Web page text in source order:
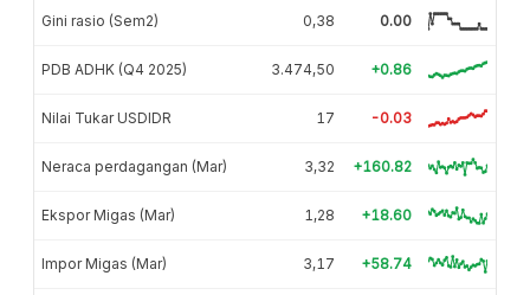
Gini rasio (Sem2) 0,38 0.00
PDB ADHK (Q4 2025) 3.474,50 +0.86
Nilai Tukar USDIDR 17 -0.03
Neraca perdagangan (Mar) 3,32 +160.82
Ekspor Migas (Mar) 1,28 +18.60
Impor Migas (Mar) 3,17 +58.74